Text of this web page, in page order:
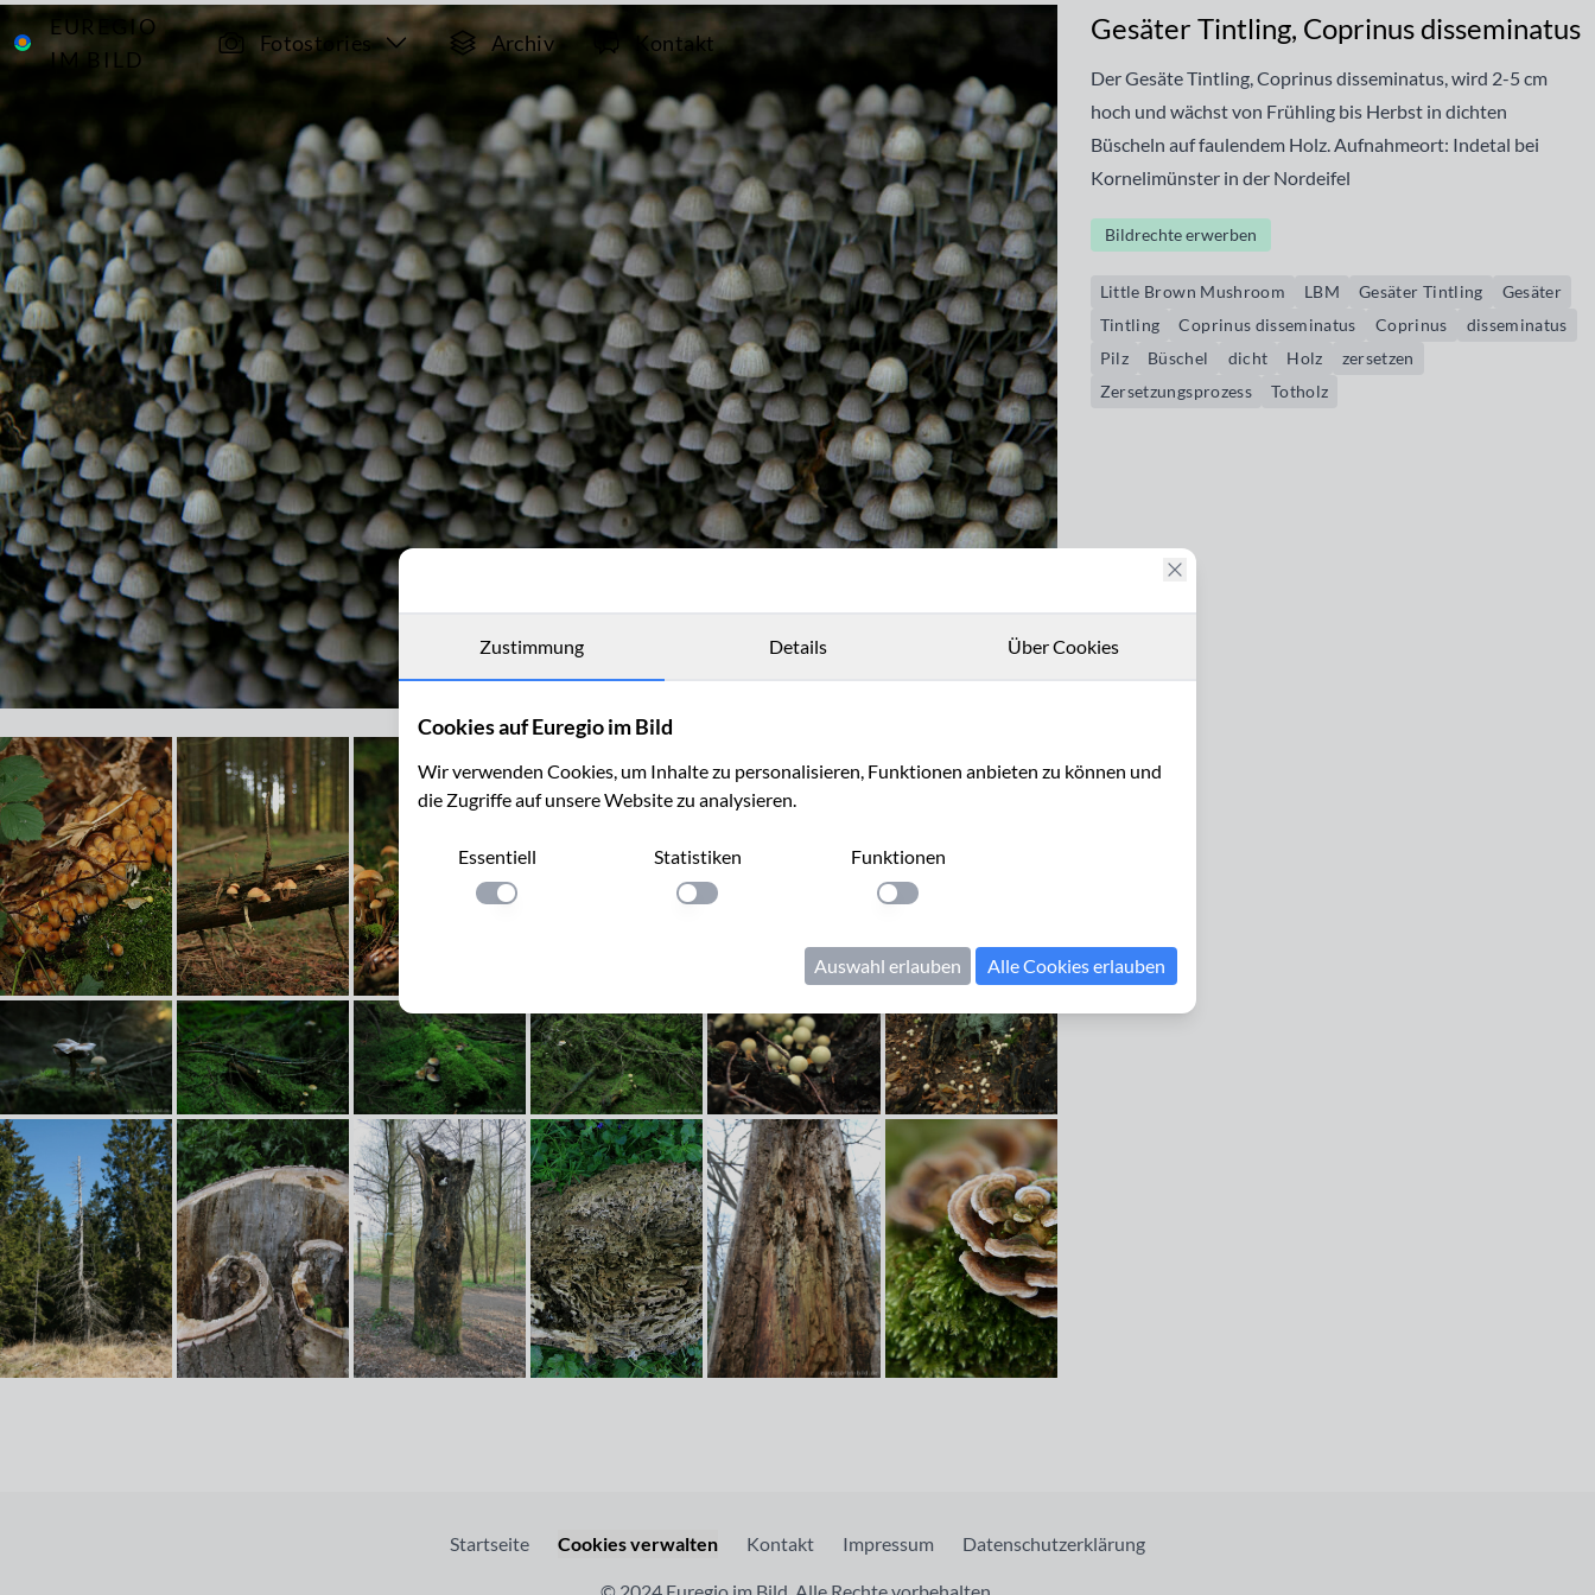
EUREGIO
IM BILD
Fotostories Archiv Kontakt
Archiv Gesäter Tintling, Coprinus disseminatus
Der Gesäte Tintling, Coprinus disseminatus, wird 2-5 cm
hoch und wächst von Frühling bis Herbst in dichten
Büscheln auf faulendem Holz. Aufnahmeort: Indetal bei
Kornelimünster in der Nordeifel
Bildrechte erwerben
Little Brown Mushroom LBM Gesäter Tintling
Gesäter
Tintling
Coprinus disseminatus Coprinus
disseminatus
Pilz
Büschel dicht Holz
zersetzen
Zersetzungsprozess
Totholz
Startseite Cookies verwalten Kontakt Impressum Datenschutzerklärung
Zustimmung Details Über Cookies
Cookies auf Euregio im Bild
Wir verwenden Cookies, um Inhalte zu personalisieren, Funktionen anbieten zu können und
die Zugriffe auf unsere Website zu analysieren.
Essentiell
Einstellung anwenden
Statistiken
Einstellung anwenden
Funktionen
Einstellung anwenden
Auswahl erlauben Alle Cookies erlauben